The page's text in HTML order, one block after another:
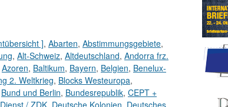
], Abarten, Abstimmungsgebiete,
, Alt-Schweiz, Altdeutschland, Andorra frz.
Azoren, Baltikum, Bayern, Belgien, Benelux-
2. Weltkrieg, Blocks Westeuropa,
Bund und Berlin, Bundesrepublik, CEPT +
/ ZDK, Deutsche Kolonien, Deutsches